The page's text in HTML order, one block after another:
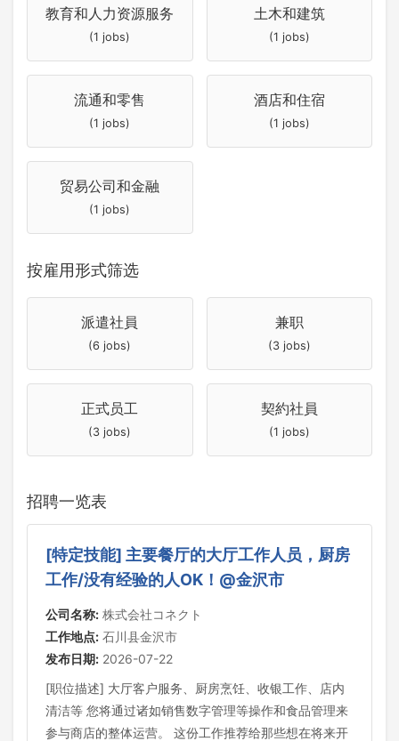
教育和人力资源服务
(1 jobs)
土木和建筑
(1 jobs)
流通和零售
(1 jobs)
酒店和住宿
(1 jobs)
贸易公司和金融
(1 jobs)
按雇用形式筛选
派遣社員
(6 jobs)
兼职
(3 jobs)
正式员工
(3 jobs)
契約社員
(1 jobs)
招聘一览表
[特定技能] 主要餐厅的大厅工作人员，厨房
工作/没有经验的人OK！@金沢市
公司名称: 株式会社コネクト
工作地点: 石川县金沢市
发布日期: 2026-07-22
[职位描述] 大厅客户服务、厨房烹饪、收银工作、店内
清洁等 您将通过诸如销售数字管理等操作和食品管理来
参与商店的整体运营。 这份工作推荐给那些想在将来开